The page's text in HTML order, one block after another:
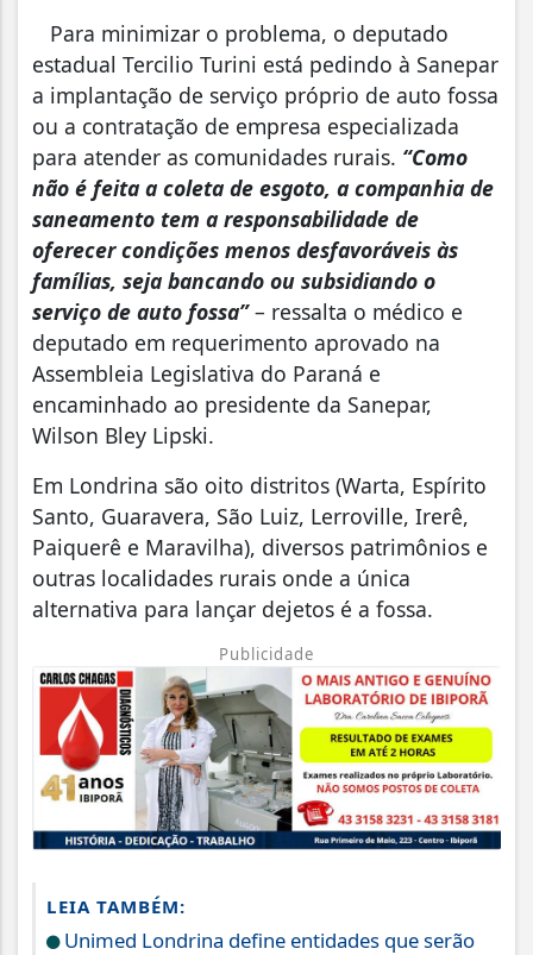
Para minimizar o problema, o deputado
estadual Tercilio Turini está pedindo à Sanepar
a implantação de serviço próprio de auto fossa
ou a contratação de empresa especializada
para atender as comunidades rurais. “Como
não é feita a coleta de esgoto, a companhia de
saneamento tem a responsabilidade de
oferecer condições menos desfavoráveis às
famílias, seja bancando ou subsidiando o
serviço de auto fossa”– ressalta o médico e
deputado em requerimento aprovado na
Assembleia Legislativa do Paraná e
encaminhado ao presidente da Sanepar,
Wilson Bley Lipski.
Em Londrina são oito distritos (Warta, Espírito
Santo, Guaravera, São Luiz, Lerroville, Irerê,
Paiquerê e Maravilha), diversos patrimônios e
outras localidades rurais onde a única
alternativa para lançar dejetos é a fossa.
Publicidade
LEIA TAMBÉM:
Unimed Londrina define entidades que serão